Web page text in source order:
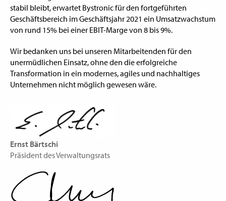
stabil bleibt, erwartet Bystronic für den fortgeführten
Geschäftsbereich im Geschäftsjahr 2021 ein Umsatzwachstum
von rund 15% bei einer EBIT-Marge von 8 bis 9%.
Wir bedanken uns bei unseren Mitarbeitenden für den
unermüdlichen Einsatz, ohne den die erfolgreiche
Transformation in ein modernes, agiles und nachhaltiges
Unternehmen nicht möglich gewesen wäre.
Ernst Bärtschi
Präsident des Verwaltungsrats